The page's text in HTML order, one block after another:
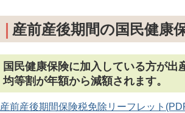
産前産後期間の国民健康
国民健康保険に加入している方が出
均等割が年額から減額されます。
産前産後期間保険税免除リーフレット